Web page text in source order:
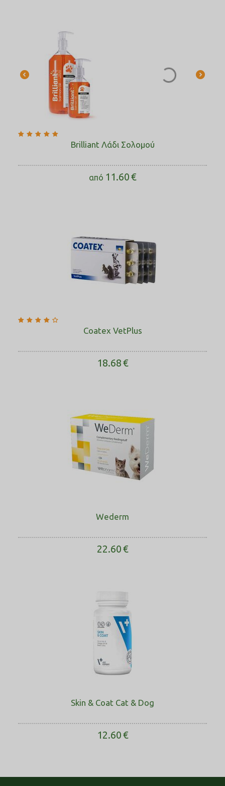
Brilliant Λάδι Σολομού
από 11.60€
Coatex VetPlus
18.68€
Wederm
22.60€
Skin & Coat Cat & Dog
12.60€